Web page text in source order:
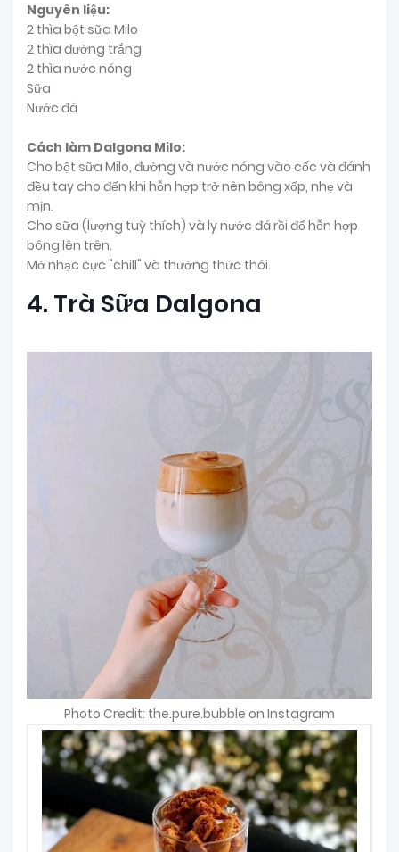
Nguyên liệu:
2 thìa bột sữa Milo
2 thìa đường trắng
2 thìa nước nóng
Sữa
Nước đá
Cách làm Dalgona Milo:
Cho bột sữa Milo, đường và nước nóng vào cốc và đánh
đều tay cho đến khi hỗn hợp trở nên bông xốp, nhẹ và
mịn.
Cho sữa (lượng tuỳ thích) và ly nước đá rồi đổ hỗn hợp
bông lên trên.
Mở nhạc cực "chill" và thưởng thức thôi.
4. Trà Sữa Dalgona
Photo Credit: the.pure.bubble on Instagram